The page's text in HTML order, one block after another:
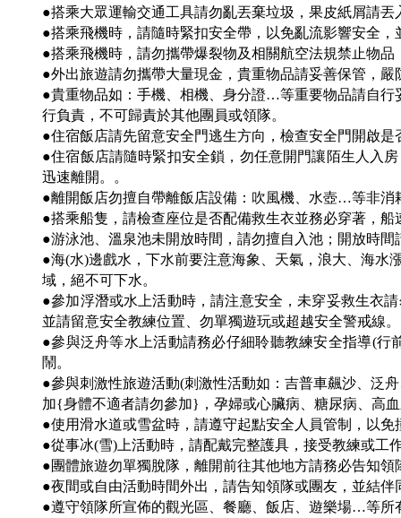
●搭乘大眾運輸交通工具請勿亂丟棄垃圾，果皮紙屑請
●搭乘飛機時，請隨時緊扣安全帶，以免亂流影響安全
●搭乘飛機時，請勿攜帶爆裂物及相關航空法規禁止物
●外出旅遊請勿攜帶大量現金，貴重物品請妥善保管，嚴
●貴重物品如：手機、相機、身分證…等重要物品請自
行負責，不可歸責於其他團員或領隊。
●住宿飯店請先留意安全門逃生方向，檢查安全門開啟
●住宿飯店請隨時緊扣安全鎖，勿任意開門讓陌生人入
迅速離開。。
●離開飯店勿擅自帶離飯店設備：吹風機、水壺…等非消
●搭乘船隻，請檢查座位是否配備救生衣並務必穿著，
●游泳池、溫泉池未開放時間，請勿擅自入池；開放時
●海(水)邊戲水，下水前要注意海象、天氣，浪大、海水
域，絕不可下水。
●參加浮潛或水上活動時，請注意安全，未穿妥救生衣
並請留意安全教練位置、勿單獨遊玩或超越安全警戒線。
●參與泛舟等水上活動請務必仔細聆聽教練安全指導(
鬧。
●參與刺激性旅遊活動(刺激性活動如：吉普車飆沙、泛
加{身體不適者請勿參加}，孕婦或心臟病、糖尿病、高
●使用滑水道或雪盆時，請遵守起點安全人員管制，以
●從事冰(雪)上活動時，請配戴完整護具，接受教練或工
●團體旅遊勿單獨脫隊，離開前往其他地方請務必告知領
●夜間或自由活動時間外出，請告知領隊或團友，並結
●遵守領隊所宣佈的觀光區、餐廳、飯店、遊樂場…等所